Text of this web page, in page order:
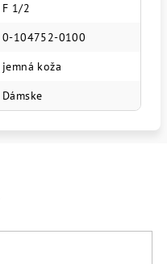
F 1/2
0-104752-0100
jemná koža
Dámske